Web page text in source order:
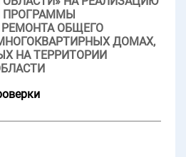
ПРОГРАММЫ
ОБЩЕГО
ДОМАХ,
НА ТЕРРИТОРИИ